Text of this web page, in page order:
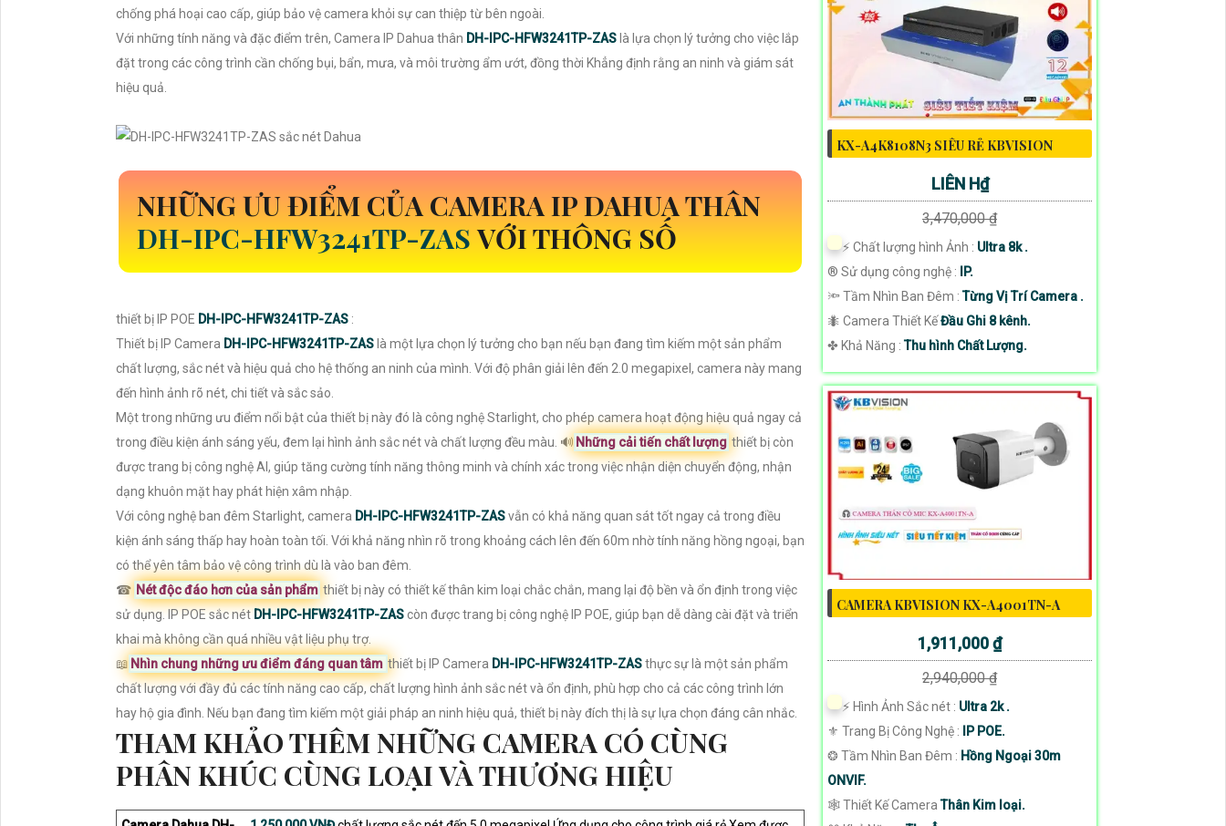
chống phá hoại cao cấp, giúp bảo vệ camera khỏi sự can thiệp từ bên ngoài.
Với những tính năng và đặc điểm trên, Camera IP Dahua thân DH-IPC-HFW3241TP-ZAS là lựa chọn lý tưởng cho việc lắp
đặt trong các công trình cần chống bụi, bẩn, mưa, và môi trường ẩm ướt, đồng thời Khẳng định rằng an ninh và giám sát
hiệu quả.
NHỮNG ƯU ĐIỂM CỦA CAMERA IP DAHUA THÂN
DH-IPC-HFW3241TP-ZASVỚI THÔNG SỐ
thiết bị IP POE DH-IPC-HFW3241TP-ZAS :
Thiết bị IP Camera DH-IPC-HFW3241TP-ZAS là một lựa chọn lý tưởng cho bạn nếu bạn đang tìm kiếm một sản phẩm
chất lượng, sắc nét và hiệu quả cho hệ thống an ninh của mình. Với độ phân giải lên đến 2.0 megapixel, camera này mang
đến hình ảnh rõ nét, chi tiết và sắc sảo.
Một trong những ưu điểm nổi bật của thiết bị này đó là công nghệ Starlight, cho phép camera hoạt động hiệu quả ngay cả
trong điều kiện ánh sáng yếu, đem lại hình ảnh sắc nét và chất lượng đều màu. 🔊 Những cải tiến chất lượng thiết bị còn
được trang bị công nghệ AI, giúp tăng cường tính năng thông minh và chính xác trong việc nhận diện chuyển động, nhận
dạng khuôn mặt hay phát hiện xâm nhập.
Với công nghệ ban đêm Starlight, camera DH-IPC-HFW3241TP-ZASvẫn có khả năng quan sát tốt ngay cả trong điều
kiện ánh sáng thấp hay hoàn toàn tối. Với khả năng nhìn rõ trong khoảng cách lên đến 60m nhờ tính năng hồng ngoại, bạn
có thể yên tâm bảo vệ công trình dù là vào ban đêm.
☎ Nét độc đáo hơn của sản phẩm thiết bị này có thiết kế thân kim loại chắc chắn, mang lại độ bền và ổn định trong việc
sử dụng. IP POE sắc nétDH-IPC-HFW3241TP-ZAScòn được trang bị công nghệ IP POE, giúp bạn dễ dàng cài đặt và triển
khai mà không cần quá nhiều vật liệu phụ trợ.
📖 Nhìn chung những ưu điểm đáng quan tâm thiết bị IP Camera DH-IPC-HFW3241TP-ZASthực sự là một sản phẩm
chất lượng với đầy đủ các tính năng cao cấp, chất lượng hình ảnh sắc nét và ổn định, phù hợp cho cả các công trình lớn
hay hộ gia đình. Nếu bạn đang tìm kiếm một giải pháp an ninh hiệu quả, thiết bị này đích thị là sự lựa chọn đáng cân nhắc.
THAM KHẢO THÊM NHỮNG CAMERA CÓ CÙNG
PHÂN KHÚC CÙNG LOẠI VÀ THƯƠNG HIỆU
KX-A4K8108N3 SIÊU RẺ KBVISION
LIÊN H₫
3,470,000 ₫
️⚡ Chất lượng hình Ảnh : Ultra 8k .
®️ Sử dụng công nghệ : IP.
🔦 Tầm Nhìn Ban Đêm :Từng Vị Trí Camera .
🐜 Camera Thiết KếĐầu Ghi 8 kênh.
️✤ Khả Năng :Thu hình Chất Lượng.
CAMERA KBVISION KX-A4001TN-A
1,911,000 ₫
2,940,000 ₫
️⚡ Hình Ảnh Sắc nét : Ultra 2k .
⚜️ Trang Bị Công Nghệ :
IP POE.
❂ Tầm Nhìn Ban Đêm : Hồng Ngoại 30m
ONVIF.
🕸️ Thiết Kế CameraThân Kim loại.